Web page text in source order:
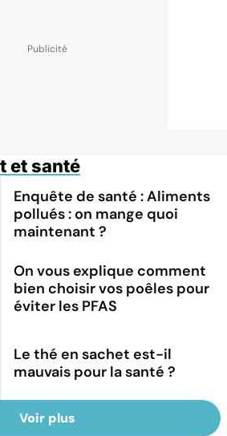
et santé
Enquête de santé : Aliments
pollués : on mange quoi
maintenant ?
On vous explique comment
bien choisir vos poêles pour
éviter les PFAS
Le thé en sachet est-il
mauvais pour la santé ?
Voir plus